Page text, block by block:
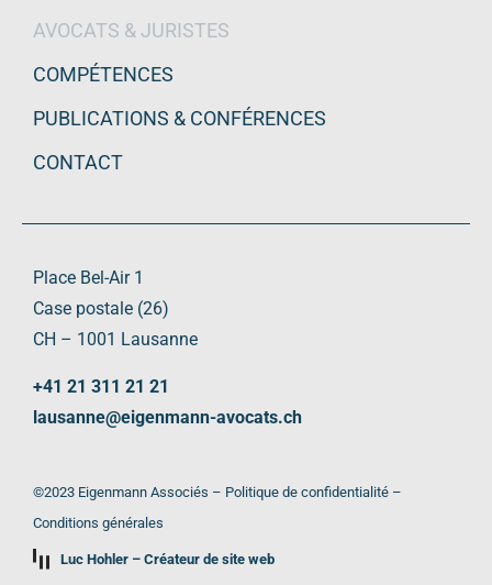
AVOCATS & JURISTES
COMPÉTENCES
PUBLICATIONS & CONFÉRENCES
CONTACT
Place Bel-Air 1
Case postale (26)
CH – 1001 Lausanne
+41 21 311 21 21
lausanne@eigenmann-avocats.ch
©2023 Eigenmann Associés – Politique de confidentialité –
Conditions générales
Luc Hohler – Créateur de site web